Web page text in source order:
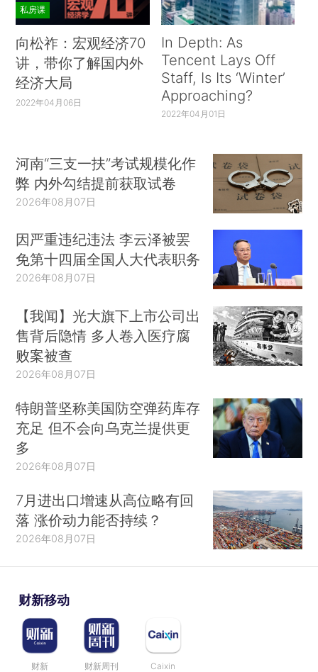
私房课
向松祚：宏观经济70
讲，带你了解国内外
经济大局
2022年04月06日
In Depth: As
Tencent Lays Off
Staff, Is Its ‘Winter’
Approaching?
2022年04月01日
河南“三支一扶”考试规模化作
弊 内外勾结提前获取试卷
2026年08月07日
因严重违纪违法 李云泽被罢
免第十四届全国人大代表职务
2026年08月07日
【我闻】光大旗下上市公司出
售背后隐情 多人卷入医疗腐
败案被查
2026年08月07日
特朗普坚称美国防空弹药库存
充足 但不会向乌克兰提供更
多
2026年08月07日
7月进出口增速从高位略有回
落 涨价动力能否持续？
2026年08月07日
财新移动
财新 财新周刊 Caixin